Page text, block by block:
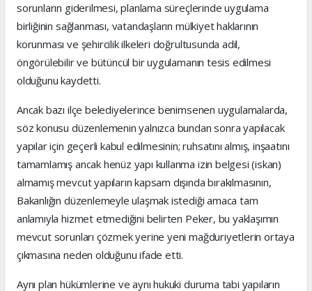
sorunların giderilmesi, planlama süreçlerinde uygulama
birliğinin sağlanması, vatandaşların mülkiyet haklarının
korunması ve şehircilik ilkeleri doğrultusunda adil,
öngörülebilir ve bütüncül bir uygulamanın tesis edilmesi
olduğunu kaydetti.
Ancak bazı ilçe belediyelerince benimsenen uygulamalarda,
söz konusu düzenlemenin yalnızca bundan sonra yapılacak
yapılar için geçerli kabul edilmesinin; ruhsatını almış, inşaatını
tamamlamış ancak henüz yapı kullanma izin belgesi (iskan)
almamış mevcut yapıların kapsam dışında bırakılmasının,
Bakanlığın düzenlemeyle ulaşmak istediği amaca tam
anlamıyla hizmet etmediğini belirten Peker, bu yaklaşımın
mevcut sorunları çözmek yerine yeni mağduriyetlerin ortaya
çıkmasına neden olduğunu ifade etti.
Aynı plan hükümlerine ve aynı hukuki duruma tabi yapıların